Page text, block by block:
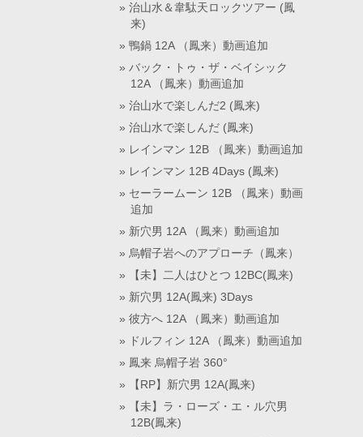
治山水＆韋駄天ロックツアー (鳳
来)
鴨鍋 12A （鳳来）動画追加
バック・トゥ・ザ・ベイシック
12A （鳳来）動画追加
治山水で楽しんだ2 (鳳来)
治山水で楽しんだ (鳳来)
レインマン 12B （鳳来）動画追加
レインマン 12B 4Days (鳳来)
セーラームーン 12B （鳳来）動画
追加
新穴男 12A （鳳来）動画追加
烏帽子岩へのアプローチ（鳳来）
【未】二人はひとつ 12BC(鳳来)
新穴男 12A(鳳来) 3Days
彼方へ 12A （鳳来）動画追加
ドルフィン 12A （鳳来）動画追加
鳳来 烏帽子岩 360°
【RP】新穴男 12A(鳳来)
【未】ラ・ローズ・エ・ル穴男
12B(鳳来)